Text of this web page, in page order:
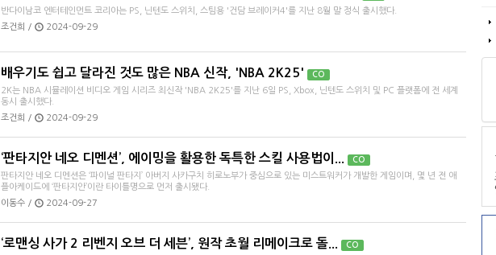
반다이남코 엔터테인먼트 코리아는 PS, 닌텐도 스위치, 스팀용 '건담 브레이커4'를 지난 8월 말 정식 출시했다.
조건희 /
2024-09-29
배우기도 쉽고 달라진 것도 많은 NBA 신작, 'NBA 2K25' CO
2K는 NBA 시뮬레이션 비디오 게임 시리즈 최신작 'NBA 2K25'를 지난 6일 PS, Xbox, 닌텐도 스위치 및 PC 플랫폼에 전 세계
동시 출시했다.
조건희 /
2024-09-29
‘판타지안 네오 디멘션’, 에이밍을 활용한 독특한 스킬 사용법이... CO
판타지안 네오 디멘션은 ‘파이널 판타지’ 아버지 사카구치 히로노부가 중심으로 있는 미스트워커가 개발한 게임이며, 몇 년 전 애
플아케이드에 ‘판타지안’이란 타이틀명으로 먼저 출시됐다.
이동수 /
2024-09-27
‘로맨싱 사가 2 리벤지 오브 더 세븐’, 원작 초월 리메이크로 돌... CO